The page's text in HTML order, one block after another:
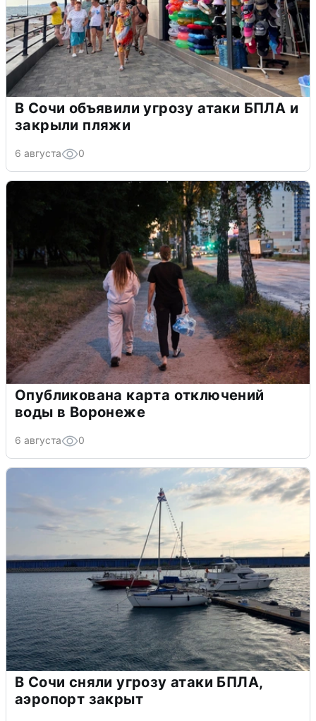
В Сочи объявили угрозу атаки БПЛА и
закрыли пляжи
6 августа 0
Опубликована карта отключений
воды в Воронеже
6 августа 0
В Сочи сняли угрозу атаки БПЛА,
аэропорт закрыт